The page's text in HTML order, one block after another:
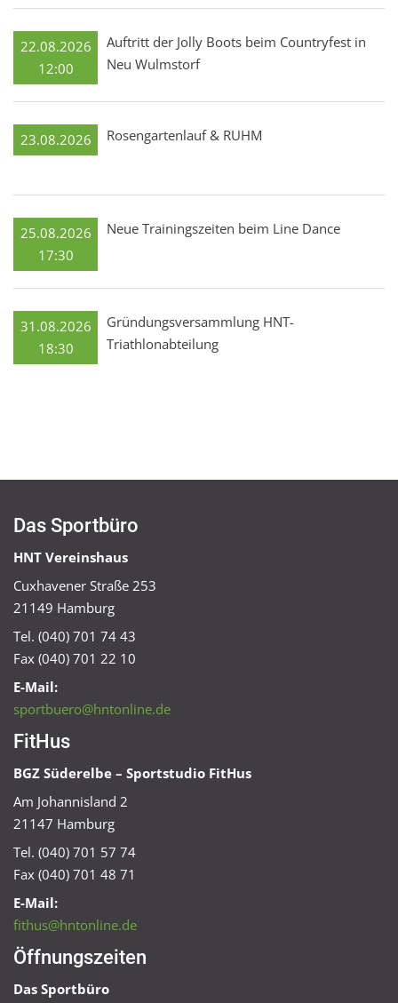
22.08.2026
12:00
Auftritt der Jolly Boots beim Countryfest in
Neu Wulmstorf
23.08.2026 Rosengartenlauf & RUHM
25.08.2026
17:30
Neue Trainingszeiten beim Line Dance
31.08.2026
18:30
Gründungsversammlung HNT-
Triathlonabteilung
Das Sportbüro
HNT Vereinshaus
Cuxhavener Straße 253
21149 Hamburg
Tel. (040) 701 74 43
Fax (040) 701 22 10
E-Mail:
sportbuero@hntonline.de
FitHus
BGZ Süderelbe – Sportstudio FitHus
Am Johannisland 2
21147 Hamburg
Tel. (040) 701 57 74
Fax (040) 701 48 71
E-Mail:
fithus@hntonline.de
Öffnungszeiten
Das Sportbüro